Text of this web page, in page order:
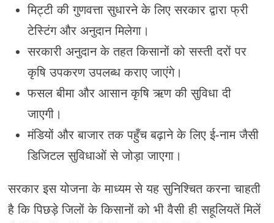
मिट्टी की गुणवत्ता सुधारने के लिए सरकार द्वारा फ्री
टेस्टिंग और अनुदान मिलेगा।
सरकारी अनुदान के तहत किसानों को सस्ती दरों पर
कृषि उपकरण उपलब्ध कराए जाएंगे।
फसल बीमा और आसान कृषि ऋण की सुविधा दी
जाएगी।
मंडियों और बाजार तक पहुँच बढ़ाने के लिए ई-नाम जैसी
डिजिटल सुविधाओं से जोड़ा जाएगा।
सरकार इस योजना के माध्यम से यह सुनिश्चित करना चाहती
है कि पिछड़े जिलों के किसानों को भी वैसी ही सहूलियतें मिलें